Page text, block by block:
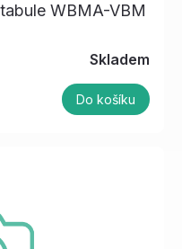
WBMA-VBM
Skladem
Do košíku